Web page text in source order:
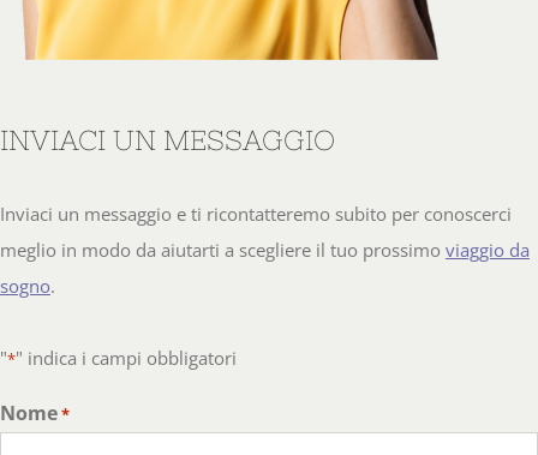
INVIACI UN MESSAGGIO
Inviaci un messaggio e ti ricontatteremo subito per conoscerci
meglio in modo da aiutarti a scegliere il tuo prossimo viaggio da
sogno.
"*" indica i campi obbligatori
Nome*